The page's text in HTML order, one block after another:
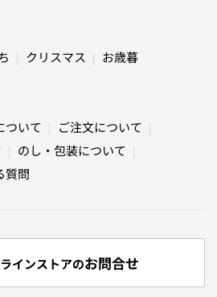
クリスマス お歳暮
ついて
ご注文について
のし・包装について
質問
インストアのお問合せ